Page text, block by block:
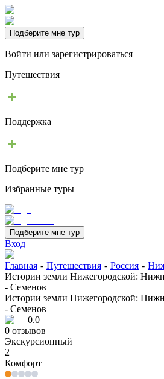
Подберите мне тур
Войти или зарегистрироваться
Путешествия
Поддержка
Подберите мне тур
Избранные туры
Подберите мне тур
Вход
Главная - Путешествия - Россия -
Истории земли Нижегородской:
- Семенов
Истории земли Нижегородской:
- Семенов
0.0
0 отзывов
Экскурсионный
2
Комфорт